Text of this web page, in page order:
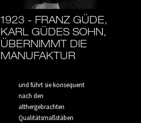
1923 - FRANZ GÜDE,
KARL GÜDES SOHN,
ÜBERNIMMT DIE
MANUFAKTUR
und führt sie konsequent
nach den
althergebrachten
Qualitätsmaßstäben